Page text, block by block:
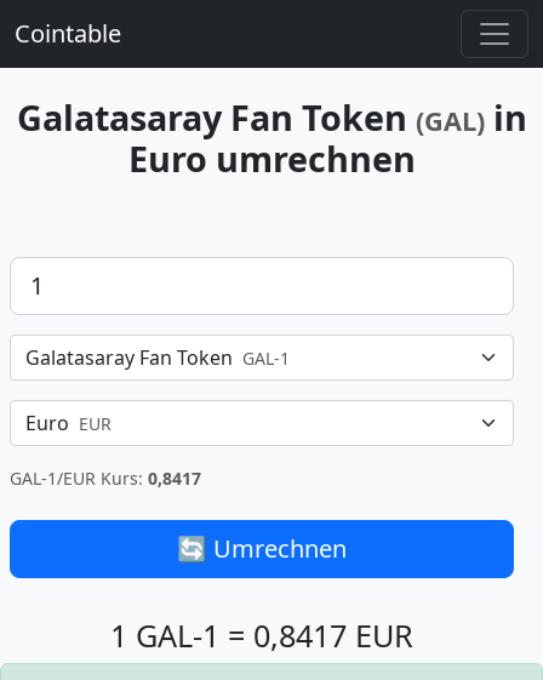
Cointable
Galatasaray Fan Token (GAL)in
Euro umrechnen
Betrag
Galatasaray Fan Token GAL-1
Euro EUR
GAL-1/EUR Kurs: 0,8417
🔄 Umrechnen
1 GAL-1 = 0,8417 EUR